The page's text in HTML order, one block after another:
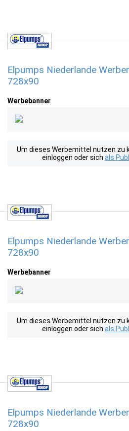
Elpumps Niederlande
728x90
Werbebanner
Um dieses Werbemittel nutzen zu
einloggen oder sich als
Elpumps Niederlande
728x90
Werbebanner
Um dieses Werbemittel nutzen zu
einloggen oder sich als
Elpumps Niederlande
728x90